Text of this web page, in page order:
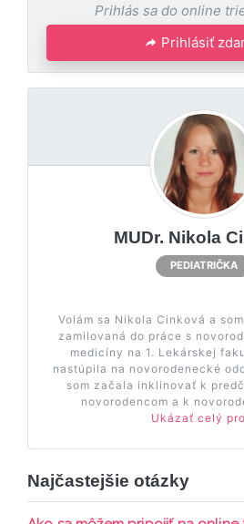
Prihlás sa do online
Prihlásiť
MUDr. Nikola
PEDIATRIČKA
Volám sa Nikola Cinková a
zamilovaná do práce s
medicíny na 1. Lekárskej
nastúpila na novorodenecké
som začala inklinovať k
novorodencom a k
Ukázať celý
Najčastejšie otázky